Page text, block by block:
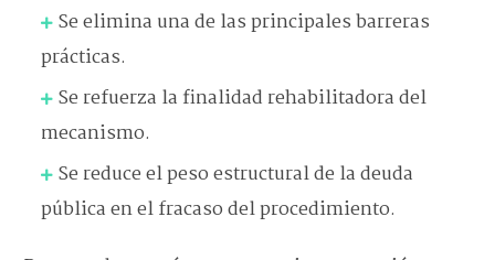
Se elimina una de las principales barreras
prácticas.
Se refuerza la finalidad rehabilitadora del
mecanismo.
Se reduce el peso estructural de la deuda
pública en el fracaso del procedimiento.